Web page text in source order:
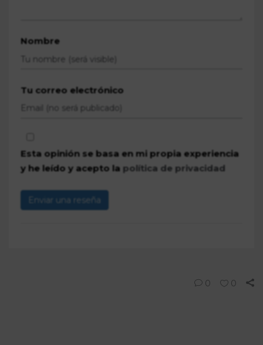
Nombre
Tu correo electrónico
Esta opinión se basa en mi propia experiencia
y he leído y acepto la política de privacidad
Enviar una reseña
0 0